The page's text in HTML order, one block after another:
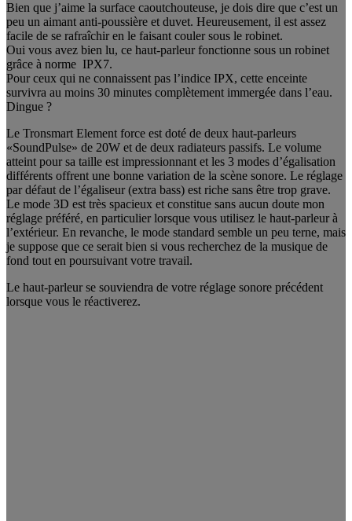
Bien que j’aime la surface caoutchouteuse, je dois dire que c’est un
peu un aimant anti-poussière et duvet. Heureusement, il est assez
facile de se rafraîchir en le faisant couler sous le robinet.
Oui vous avez bien lu, ce haut-parleur fonctionne sous un robinet
grâce à norme IPX7.
Pour ceux qui ne connaissent pas l’indice IPX, cette enceinte
survivra au moins 30 minutes complètement immergée dans l’eau.
Dingue ?
Le Tronsmart Element force est doté de deux haut-parleurs
«SoundPulse» de 20W et de deux radiateurs passifs. Le volume
atteint pour sa taille est impressionnant et les 3 modes d’égalisation
différents offrent une bonne variation de la scène sonore. Le réglage
par défaut de l’égaliseur (extra bass) est riche sans être trop grave.
Le mode 3D est très spacieux et constitue sans aucun doute mon
réglage préféré, en particulier lorsque vous utilisez le haut-parleur à
l’extérieur. En revanche, le mode standard semble un peu terne, mais
je suppose que ce serait bien si vous recherchez de la musique de
fond tout en poursuivant votre travail.
Le haut-parleur se souviendra de votre réglage sonore précédent
lorsque vous le réactiverez.